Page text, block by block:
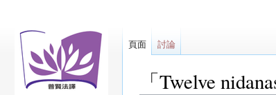
「Twelve
頁面 討論